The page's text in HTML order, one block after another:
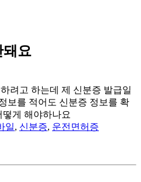
돼요
려고 하는데 제 신분증 발급일
보를 적어도 신분증 정보를 확
게 해야하나요
일, 신분증, 운전면허증